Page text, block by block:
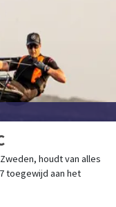
houdt van alles
toegewijd aan het